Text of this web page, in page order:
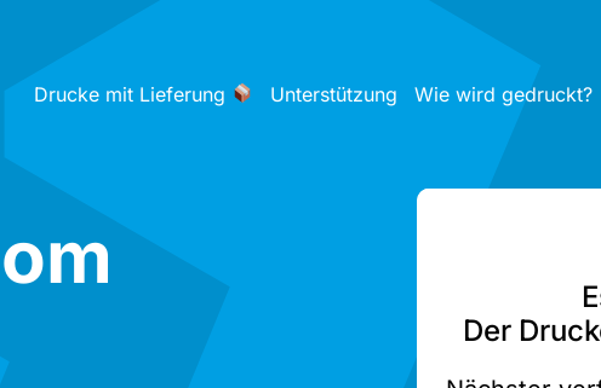
Drucke mit Lieferung Unterstützung Wie wird gedruckt?
Der